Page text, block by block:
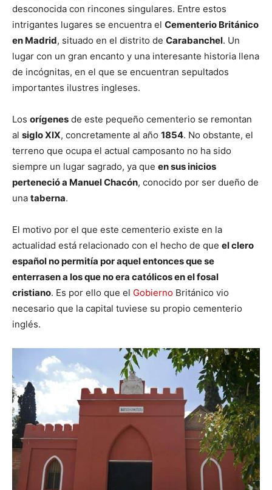
desconocida con rincones singulares. Entre estos
intrigantes lugares se encuentra el Cementerio Británico
en Madrid, situado en el distrito de Carabanchel. Un
lugar con un gran encanto y una interesante historia llena
de incógnitas, en el que se encuentran sepultados
importantes ilustres ingleses.
Los orígenes de este pequeño cementerio se remontan
al siglo XIX, concretamente al año 1854. No obstante, el
terreno que ocupa el actual camposanto no ha sido
siempre un lugar sagrado, ya que en sus inicios
perteneció a Manuel Chacón, conocido por ser dueño de
una taberna.
El motivo por el que este cementerio existe en la
actualidad está relacionado con el hecho de que el clero
español no permitía por aquel entonces que se
enterrasen a los que no era católicos en el fosal
cristiano. Es por ello que el Gobierno Británico vio
necesario que la capital tuviese su propio cementerio
inglés.